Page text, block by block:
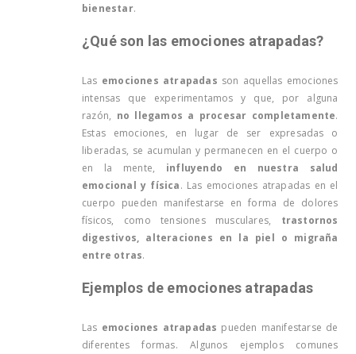
bienestar.
¿Qué son las emociones atrapadas?
Las emociones atrapadas son aquellas emociones
intensas que experimentamos y que, por alguna
razón, no llegamos a procesar completamente.
Estas emociones, en lugar de ser expresadas o
liberadas, se acumulan y permanecen en el cuerpo o
en la mente, influyendo en nuestra salud
emocional y física. Las emociones atrapadas en el
cuerpo pueden manifestarse en forma de dolores
físicos, como tensiones musculares, trastornos
digestivos, alteraciones en la piel o migraña
entre otras.
Ejemplos de emociones atrapadas
Las emociones atrapadas pueden manifestarse de
diferentes formas. Algunos ejemplos comunes